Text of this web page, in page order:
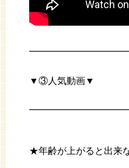
▼③人気動画▼
★年齢が上がると出来